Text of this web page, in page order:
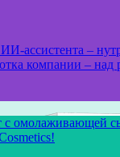
ассистента –
компании – над
с омолаживающей